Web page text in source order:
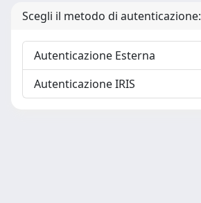
Scegli il metodo di autenticazione:
Autenticazione Esterna
Autenticazione IRIS